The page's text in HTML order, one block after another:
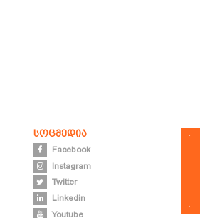
სოცმედია
Facebook
Instagram
Twitter
Linkedin
Youtube